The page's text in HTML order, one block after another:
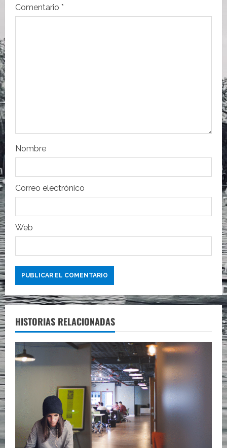
n
r
a
d
a
s
Comentario *
Nombre
Correo electrónico
Web
HISTORIAS RELACIONADAS